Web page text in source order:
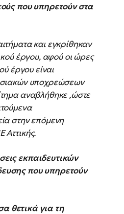
που υπηρετούν στα
και εγκρίθηκαν
έργου, αφού οι ώρες
έργου είναι
υποχρεώσεων
αναβλήθηκε ,ώστε
στην επόμενη
εκπαιδευτικών
που υπηρετούν
θετικά για τη